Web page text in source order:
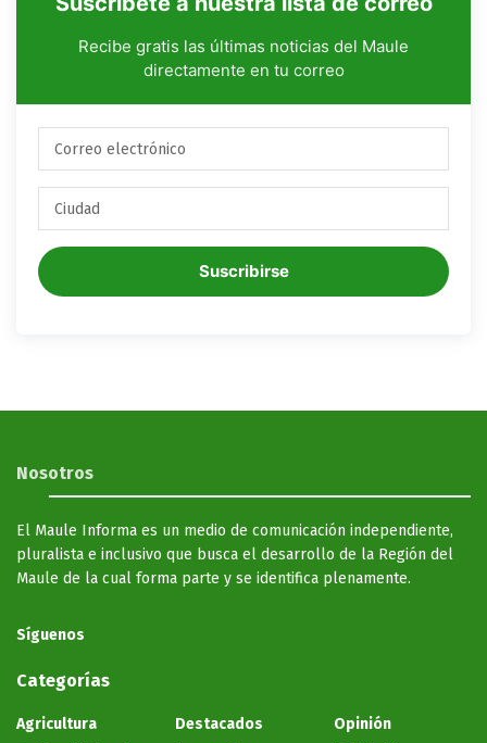
Recibe gratis las últimas noticias del Maule
directamente en tu correo
Suscribirse
Nosotros
El Maule Informa es un medio de comunicación independiente,
pluralista e inclusivo que busca el desarrollo de la Región del
Maule de la cual forma parte y se identifica plenamente.
Síguenos
Categorías
Agricultura
Destacados
Opinión